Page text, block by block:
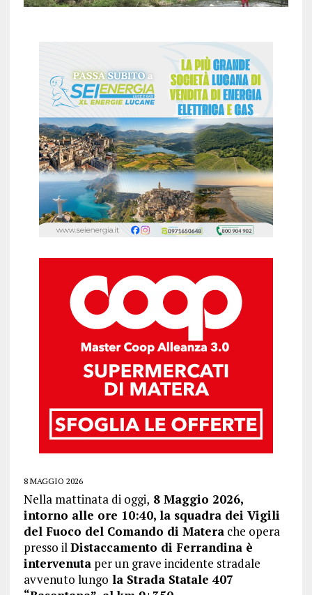
8 MAGGIO 2026
Nella mattinata di oggi, 8 Maggio 2026,
intorno alle ore 10:40, la squadra dei Vigili
del Fuoco del Comando di Materache opera
presso ilDistaccamento di Ferrandina è
intervenutaper un grave incidente stradale
avvenuto lungo la Strada Statale 407